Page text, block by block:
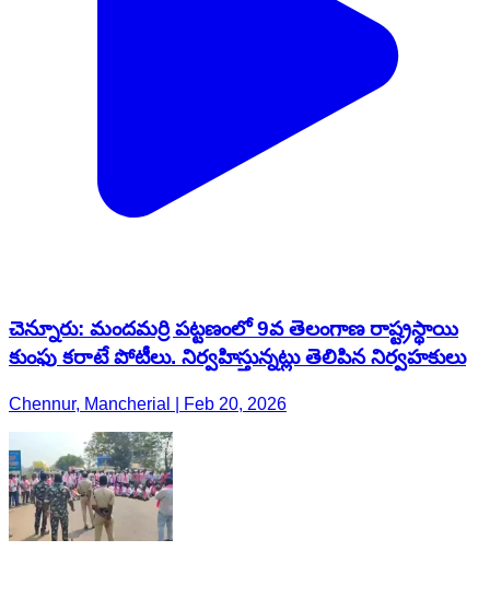
చెన్నూరు: మందమర్రి పట్టణంలో 9వ తెలంగాణ రాష్ట్రస్థాయి
కుంఫు కరాటే పోటీలు. నిర్వహిస్తున్నట్లు తెలిపిన నిర్వహకులు
Chennur, Mancherial | Feb 20, 2026